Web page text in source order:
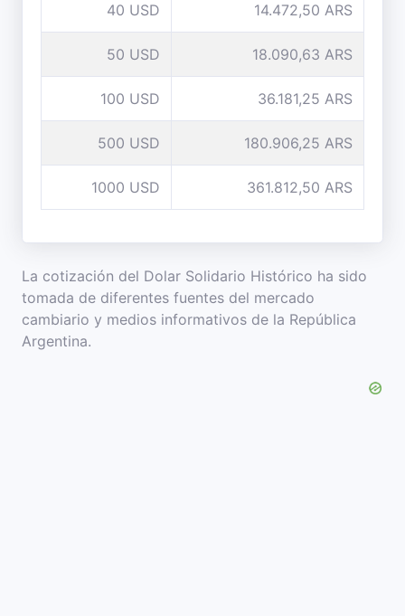
40 USD 14.472,50 ARS
50 USD 18.090,63 ARS
100 USD 36.181,25 ARS
500 USD 180.906,25 ARS
1000 USD 361.812,50 ARS
La cotización del Dolar Solidario Histórico ha sido
tomada de diferentes fuentes del mercado
cambiario y medios informativos de la República
Argentina.